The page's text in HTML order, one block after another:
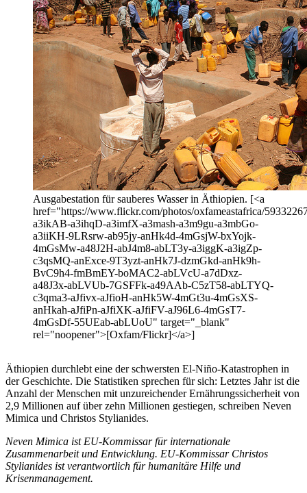
Ausgabestation für sauberes Wasser in Äthiopien. [<a
href="https://www.flickr.com/photos/oxfameastafrica/
a3ikAB-a3ihqD-a3imfX-a3mash-a3m9gu-a3mbGo-
a3iiKH-9LRsrw-ab95jy-anHk4d-4mGsjW-bxYojk-
4mGsMw-a48J2H-abJ4m8-abLT3y-a3iggK-a3igZp-
c3qsMQ-anExce-9T3yzt-anHk7J-dzmGkd-anHk9h-
BvC9h4-fmBmEY-boMAC2-abLVcU-a7dDxz-
a48J3x-abLVUb-7GSFFk-a49AAb-C5zT58-abLTYQ-
c3qma3-aJfivx-aJfioH-anHk5W-4mGt3u-4mGsXS-
anHkah-aJfiPn-aJfiXK-aJfiFV-aJ96L6-4mGsT7-
4mGsDf-55UEab-abLUoU" target="_blank"
rel="noopener">[Oxfam/Flickr]</a>]
Äthiopien durchlebt eine der schwersten El-Niño-Katastrophen in
der Geschichte. Die Statistiken sprechen für sich: Letztes Jahr ist die
Anzahl der Menschen mit unzureichender Ernährungssicherheit von
2,9 Millionen auf über zehn Millionen gestiegen, schreiben Neven
Mimica und Christos Stylianides.
Neven Mimica ist EU-Kommissar für internationale
Zusammenarbeit und Entwicklung. EU-Kommissar Christos
Stylianides ist verantwortlich für humanitäre Hilfe und
Krisenmanagement.